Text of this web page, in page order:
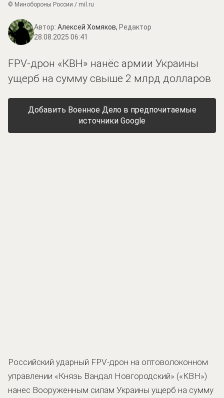
© Минобороны России / mil.ru
Автор: Алексей Хомяков, Редактор
28.08.2025 06:41
FPV-дрон «КВН» нанёс армии Украины
ущерб на сумму свыше 2 млрд долларов
Добавить Военное Дело в предпочитаемые
источники Google
Российский ударный FPV-дрон на оптоволоконном
управлении «Князь Вандал Новгородский» («КВН»)
нанес Вооруженным силам Украины ущерб на сумму